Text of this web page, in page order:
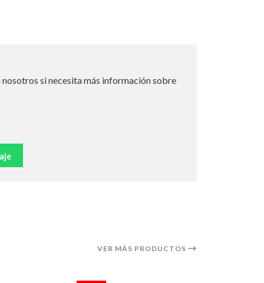
si necesita más información sobre
VER MÁS PRODUCTOS